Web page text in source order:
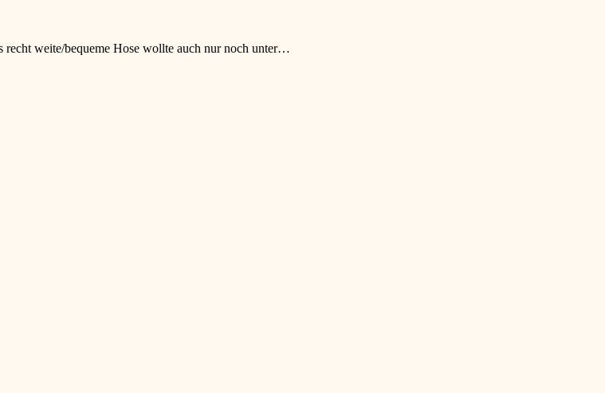
recht weite/bequeme Hose wollte auch nur noch unter…